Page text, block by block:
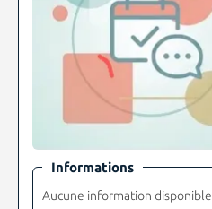
Informations
Aucune information disponible